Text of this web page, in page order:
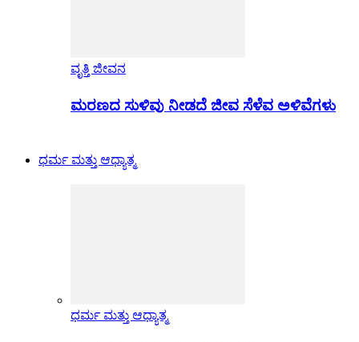
ವೃತ್ತಿ ಜೀವನ
ಮರಣದ ಸುಳಿವು ನೀಡದೆ ಜೀವ ಸೆಳೆವ ಅಳಿವೆಗಳು
ಧರ್ಮ ಮತ್ತು ಆಧ್ಯಾತ್ಮ
ಧರ್ಮ ಮತ್ತು ಆಧ್ಯಾತ್ಮ